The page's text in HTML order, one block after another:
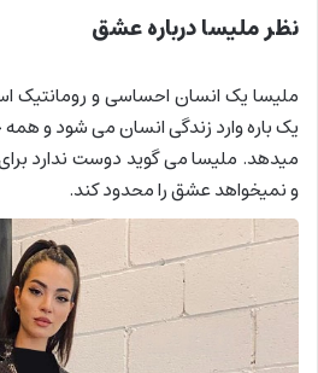
نظر ملیسا درباره عشق
ملیسا یک انسان احساسی و
یک باره وارد زندگی انسان می شود و
میدهد. ملیسا می گوید دوست ندارد
و نمیخواهد عشق را محدود کند.